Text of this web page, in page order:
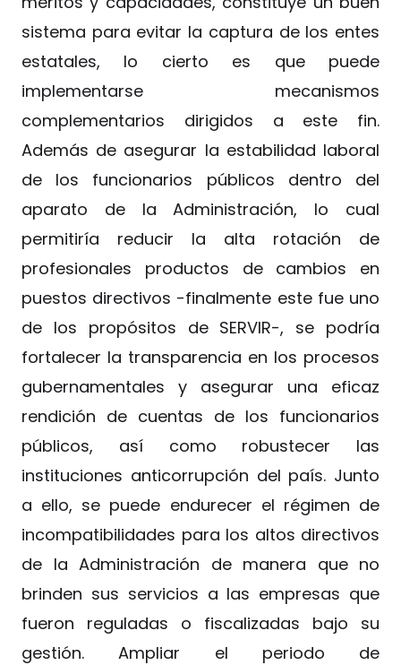
sistema para evitar la captura de los entes
estatales, lo cierto es que puede
implementarse mecanismos
complementarios dirigidos a este fin.
Además de asegurar la estabilidad laboral
de los funcionarios públicos dentro del
aparato de la Administración, lo cual
permitiría reducir la alta rotación de
profesionales productos de cambios en
puestos directivos -finalmente este fue uno
de los propósitos de SERVIR-, se podría
fortalecer la transparencia en los procesos
gubernamentales y asegurar una eficaz
rendición de cuentas de los funcionarios
públicos, así como robustecer las
instituciones anticorrupción del país. Junto
a ello, se puede endurecer el régimen de
incompatibilidades para los altos directivos
de la Administración de manera que no
brinden sus servicios a las empresas que
fueron reguladas o fiscalizadas bajo su
gestión. Ampliar el periodo de